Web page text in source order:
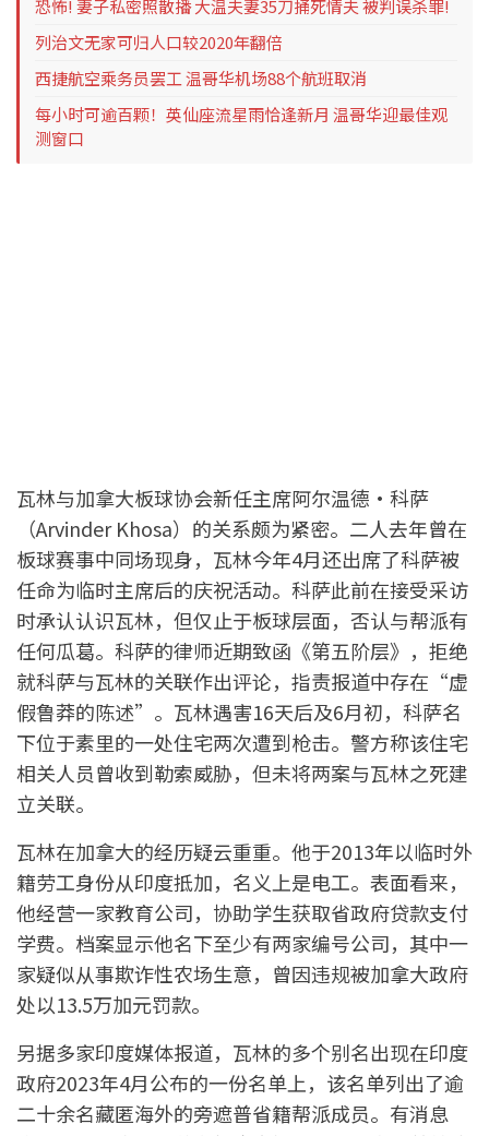
恐怖! 妻子私密照散播 大温夫妻35刀捅死情夫 被判误杀罪!
列治文无家可归人口较2020年翻倍
西捷航空乘务员罢工 温哥华机场88个航班取消
每小时可逾百颗！英仙座流星雨恰逢新月 温哥华迎最佳观
测窗口
瓦林与加拿大板球协会新任主席阿尔温德·科萨
（Arvinder Khosa）的关系颇为紧密。二人去年曾在
板球赛事中同场现身，瓦林今年4月还出席了科萨被
任命为临时主席后的庆祝活动。科萨此前在接受采访
时承认认识瓦林，但仅止于板球层面，否认与帮派有
任何瓜葛。科萨的律师近期致函《第五阶层》，拒绝
就科萨与瓦林的关联作出评论，指责报道中存在“虚
假鲁莽的陈述”。瓦林遇害16天后及6月初，科萨名
下位于素里的一处住宅两次遭到枪击。警方称该住宅
相关人员曾收到勒索威胁，但未将两案与瓦林之死建
立关联。
瓦林在加拿大的经历疑云重重。他于2013年以临时外
籍劳工身份从印度抵加，名义上是电工。表面看来，
他经营一家教育公司，协助学生获取省政府贷款支付
学费。档案显示他名下至少有两家编号公司，其中一
家疑似从事欺诈性农场生意，曾因违规被加拿大政府
处以13.5万加元罚款。
另据多家印度媒体报道，瓦林的多个别名出现在印度
政府2023年4月公布的一份名单上，该名单列出了逾
二十余名藏匿海外的旁遮普省籍帮派成员。有消息